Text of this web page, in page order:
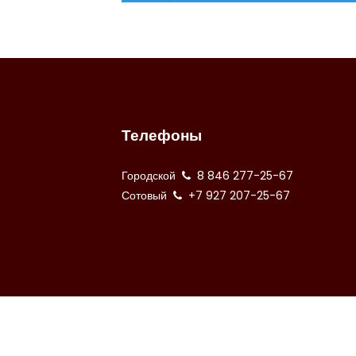
Телефоны
Городской
8 846 277-25-67
Сотовый
+7 927 207-25-67